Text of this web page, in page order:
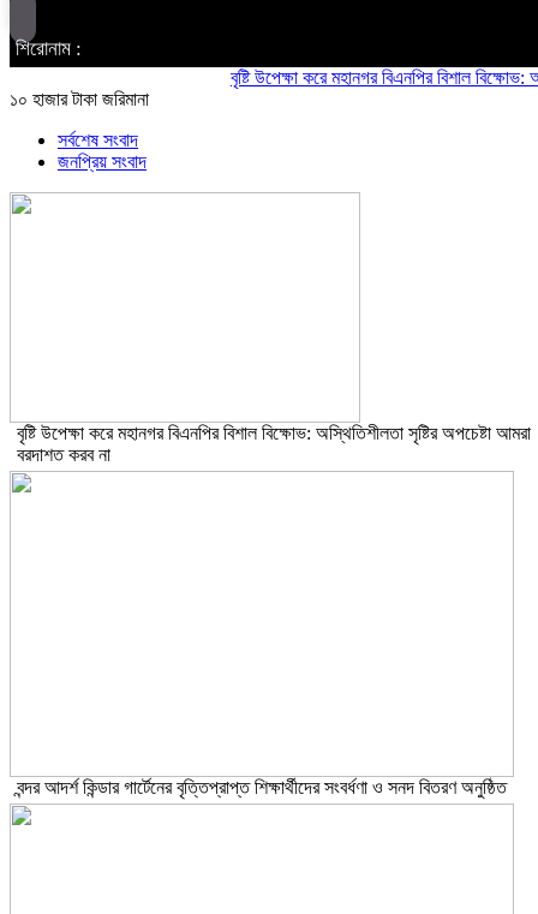
শিরোনাম :
বৃষ্টি উপেক্ষা করে মহানগর বিএনপির বিশাল বিক্ষোভ:
১০ হাজার টাকা জরিমানা
সর্বশেষ সংবাদ
জনপ্রিয় সংবাদ
বৃষ্টি উপেক্ষা করে মহানগর বিএনপির বিশাল বিক্ষোভ: অস্থিতিশীলতা সৃষ্টির অপচেষ্টা আমরা
বরদাশত করব না
বন্দর আদর্শ কিন্ডার গার্টেনের বৃত্তিপ্রাপ্ত শিক্ষার্থীদের সংবর্ধণা ও সনদ বিতরণ অনুষ্ঠিত